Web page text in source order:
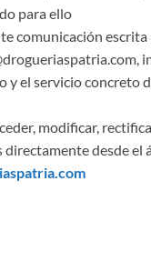
para ello
comunicación escrita
y el servicio concreto
modificar,
desde el